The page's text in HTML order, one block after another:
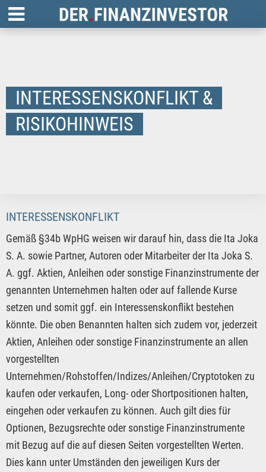
INTERESSENSKONFLIKT &
RISIKOHINWEIS
INTERESSENSKONFLIKT
Gemäß §34b WpHG weisen wir darauf hin, dass die Ita Joka
S. A. sowie Partner, Autoren oder Mitarbeiter der Ita Joka S.
A. ggf. Aktien, Anleihen oder sonstige Finanzinstrumente der
genannten Unternehmen halten oder auf fallende Kurse
setzen und somit ggf. ein Interessenskonflikt bestehen
könnte. Die oben Benannten halten sich zudem vor, jederzeit
Aktien, Anleihen oder sonstige Finanzinstrumente an allen
vorgestellten
Unternehmen/Rohstoffen/Indizes/Anleihen/Cryptotoken zu
kaufen oder verkaufen, Long- oder Shortpositionen halten,
eingehen oder verkaufen zu können. Auch gilt dies für
Optionen, Bezugsrechte oder sonstige Finanzinstrumente
mit Bezug auf die auf diesen Seiten vorgestellten Werten.
Dies kann unter Umständen den jeweiligen Kurs der